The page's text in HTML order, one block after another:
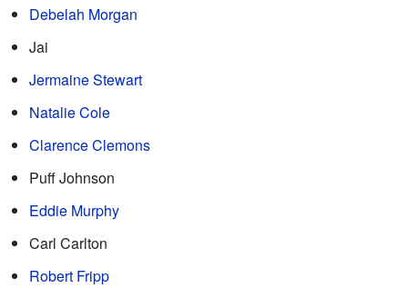
Debelah Morgan
Jai
Jermaine Stewart
Natalie Cole
Clarence Clemons
Puff Johnson
Eddie Murphy
Carl Carlton
Robert Fripp